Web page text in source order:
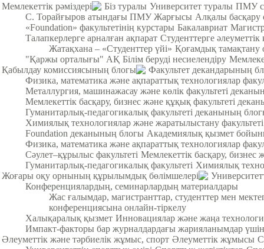
Мемлекеттік рәміздері
Біз туралы Университет туралы ПМУ
С. Торайғыров атындағы ПМУ Жарғысы Алқалы басқару
«Foundation» факультетінің курстары Бакалавриат
Талапкерлерге арналған ақпарат Студенттерге әлеуметтік
Жатақхана – «Студенттер үйі» Қоғамдық тамақтану
"Қаржы орталығы" АҚ Білім беруді несиелендіру
Қабылдау комиссиясының блогы
Факультет декандарының
Физика, математика және ақпараттық технологиялар
Металлургия, машинажасау және көлік факультеті
Мемлекеттік басқару, бизнес және құқық факультеті
Гуманитарлық-педагогикалық факультеті деканының
Химиялық технологиялар және жаратылыстану
Foundation деканының блогы Академиялық қызмет
Физика, математика және ақпараттық технологиялар
Cәулет–құрылыс факультеті Мемлекеттік басқару, бизнес
Гуманитарлық-педагогикалық факультеті Химиялық
Жоғары оқу орнының құрылымдық бөлімшелері
Конференциялардың, семинарлардың материалдары
Жас ғалымдар, магистранттар, студенттер мен
конференциясына онлайн-тіркелу
Халықаралық қызмет Инновациялар және жаңа
Импакт-факторы бар журналдардағы жарияланымдар үшін
Әлеуметтік және тәрбиелік жұмыс, спорт Әлеуметтік жұмысы